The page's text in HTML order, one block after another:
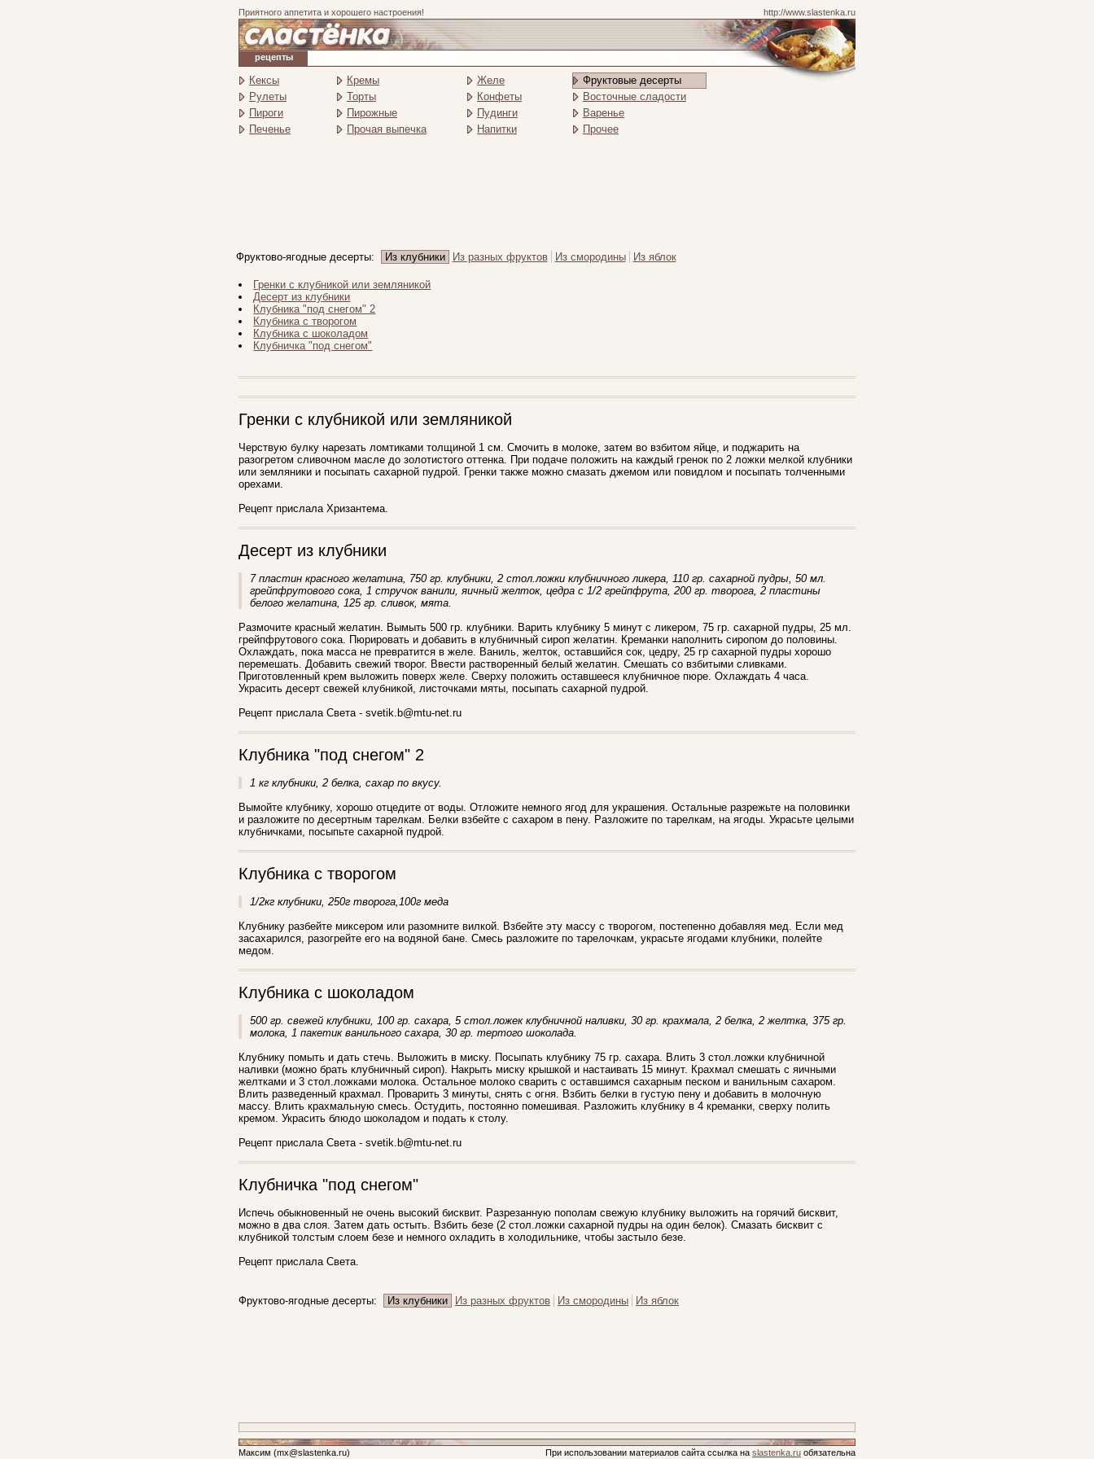
Приятного аппетита и хорошего настроения! http://www.slastenka.ru
рецепты
Кексы
Рулеты
Пироги
Печенье
Кремы
Торты
Пирожные
Прочая выпечка
Желе
Конфеты
Пудинги
Напитки
Фруктовые десерты
Восточные сладости
Варенье
Прочее
Фруктово-ягодные десерты: Из клубники Из разных фруктов Из смородины Из яблок
Гренки с клубникой или земляникой
Десерт из клубники
Клубника "под снегом" 2
Клубника с творогом
Клубника с шоколадом
Клубничка "под снегом"
Гренки с клубникой или земляникой
Черствую булку нарезать ломтиками толщиной 1 см. Смочить в молоке, затем во взбитом яйце, и поджарить на
разогретом сливочном масле до золотистого оттенка. При подаче положить на каждый гренок по 2 ложки мелкой клубники
или земляники и посыпать сахарной пудрой. Гренки также можно смазать джемом или повидлом и посыпать толченными
орехами.
Рецепт прислала Хризантема.
Десерт из клубники
7 пластин красного желатина, 750 гр. клубники, 2 стол.ложки клубничного ликера, 110 гр. сахарной пудры, 50 мл.
грейпфрутового сока, 1 стручок ванили, яичный желток, цедра с 1/2 грейпфрута, 200 гр. творога, 2 пластины
белого желатина, 125 гр. сливок, мята.
Размочите красный желатин. Вымыть 500 гр. клубники. Варить клубнику 5 минут с ликером, 75 гр. сахарной пудры, 25 мл.
грейпфрутового сока. Пюрировать и добавить в клубничный сироп желатин. Креманки наполнить сиропом до половины.
Охлаждать, пока масса не превратится в желе. Ваниль, желток, оставшийся сок, цедру, 25 гр сахарной пудры хорошо
перемешать. Добавить свежий творог. Ввести растворенный белый желатин. Смешать со взбитыми сливками.
Приготовленный крем выложить поверх желе. Сверху положить оставшееся клубничное пюре. Охлаждать 4 часа.
Украсить десерт свежей клубникой, листочками мяты, посыпать сахарной пудрой.
Рецепт прислала Света - svetik.b@mtu-net.ru
Клубника "под снегом" 2
1 кг клубники, 2 белка, сахар по вкусу.
Вымойте клубнику, хорошо отцедите от воды. Отложите немного ягод для украшения. Остальные разрежьте на половинки
и разложите по десертным тарелкам. Белки взбейте с сахаром в пену. Разложите по тарелкам, на ягоды. Украсьте целыми
клубничками, посыпьте сахарной пудрой.
Клубника с творогом
1/2кг клубники, 250г творога,100г меда
Клубнику разбейте миксером или разомните вилкой. Взбейте эту массу с творогом, постепенно добавляя мед. Если мед
засахарился, разогрейте его на водяной бане. Смесь разложите по тарелочкам, украсьте ягодами клубники, полейте
медом.
Клубника с шоколадом
500 гр. свежей клубники, 100 гр. сахара, 5 стол.ложек клубничной наливки, 30 гр. крахмала, 2 белка, 2 желтка, 375 гр.
молока, 1 пакетик ванильного сахара, 30 гр. тертого шоколада.
Клубнику помыть и дать стечь. Выложить в миску. Посыпать клубнику 75 гр. сахара. Влить 3 стол.ложки клубничной
наливки (можно брать клубничный сироп). Накрыть миску крышкой и настаивать 15 минут. Крахмал смешать с яичными
желтками и 3 стол.ложками молока. Остальное молоко сварить с оставшимся сахарным песком и ванильным сахаром.
Влить разведенный крахмал. Проварить 3 минуты, снять с огня. Взбить белки в густую пену и добавить в молочную
массу. Влить крахмальную смесь. Остудить, постоянно помешивая. Разложить клубнику в 4 креманки, сверху полить
кремом. Украсить блюдо шоколадом и подать к столу.
Рецепт прислала Света - svetik.b@mtu-net.ru
Клубничка "под снегом"
Испечь обыкновенный не очень высокий бисквит. Разрезанную пополам свежую клубнику выложить на горячий бисквит,
можно в два слоя. Затем дать остыть. Взбить безе (2 стол.ложки сахарной пудры на один белок). Смазать бисквит с
клубникой толстым слоем безе и немного охладить в холодильнике, чтобы застыло безе.
Рецепт прислала Света.
Фруктово-ягодные десерты: Из клубники Из разных фруктов Из смородины Из яблок
Максим (mx@slastenka.ru) При использовании материалов сайта ссылка на slastenka.ru обязательна